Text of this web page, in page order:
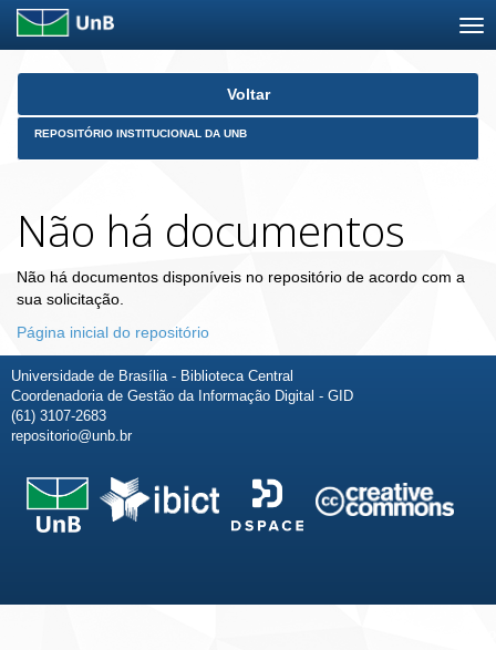
Skip
Voltar
REPOSITÓRIO INSTITUCIONAL DA UNB
Não há documentos
Não há documentos disponíveis no repositório de acordo com a
sua solicitação.
Página inicial do repositório
Universidade de Brasília - Biblioteca Central
Coordenadoria de Gestão da Informação Digital - GID
(61) 3107-2683
repositorio@unb.br